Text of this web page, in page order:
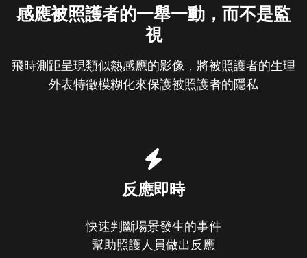
感應被照護者的一舉一動，而不是監
視
飛時測距呈現類似熱感應的影像，將被照護者的生理
外表特徵模糊化來保護被照護者的隱私
反應即時
快速判斷場景發生的事件
幫助照護人員做出反應